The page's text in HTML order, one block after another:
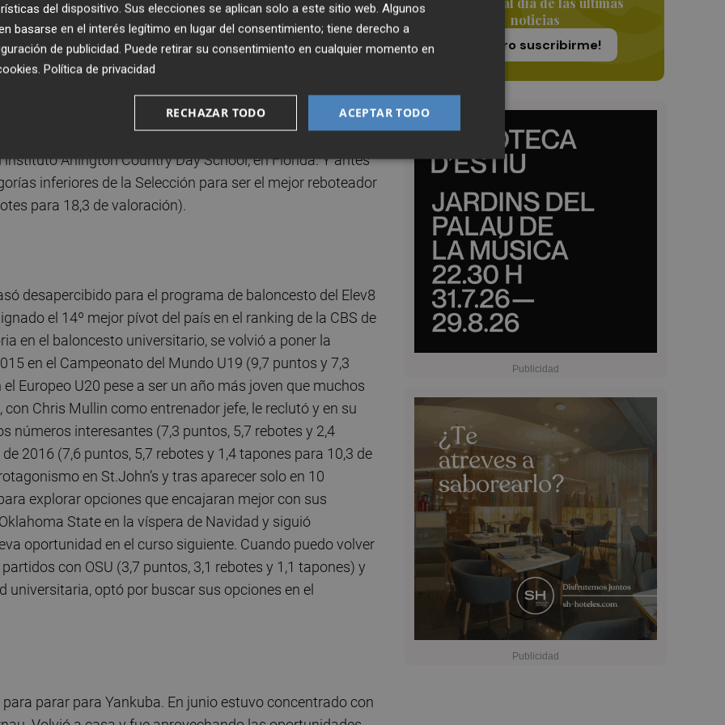
noticias
¡Quiero suscribirme!
club de su ciudad le abría todo tipo de escenarios a un
y su imponente envergadura de brazos. Al final se
Basketball Academy con el sueño de poder
y académicamente en los Estados Unidos. Y llegó
gran torneo con su participación en el EuroLeague Next
el trabajo y las sesiones triples de entrenamiento le
Arlington Country Day School, en Florida. Y antes
inferiores de la Selección para ser el mejor reboteador
para 18,3 de valoración).
desapercibido para el programa de baloncesto del Elev8
el 14º mejor pívot del país en el ranking de la CBS de
en el baloncesto universitario, se volvió a poner la
en el Campeonato del Mundo U19 (9,7 puntos y 7,3
Europeo U20 pese a ser un año más joven que muchos
Chris Mullin como entrenador jefe, le reclutó y en su
interesantes (7,3 puntos, 5,7 rebotes y 2,4
2016 (7,6 puntos, 5,7 rebotes y 1,4 tapones para 10,3 de
en St.John’s y tras aparecer solo en 10
explorar opciones que encajaran mejor con sus
State en la víspera de Navidad y siguió
oportunidad en el curso siguiente. Cuando puedo volver
con OSU (3,7 puntos, 3,1 rebotes y 1,1 tapones) y
universitaria, optó por buscar sus opciones en el
parar para Yankuba. En junio estuvo concentrado con
del dispositivo. Sus elecciones se aplican solo a este sitio web. Algunos
basarse en el interés legítimo en lugar del consentimiento; tiene derecho a
de publicidad. Puede retirar su consentimiento en cualquier momento en
. Política de privacidad
ACEPTAR TODO
RECHAZAR TODO